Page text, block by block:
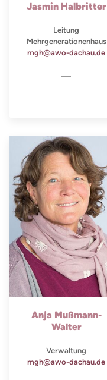
Jasmin Halbritter
Leitung
Mehrgenerationenhaus
mgh@awo-dachau.de
Anja Mußmann-
Walter
Verwaltung
mgh@awo-dachau.de